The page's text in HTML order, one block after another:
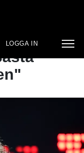
LOGGA IN
i